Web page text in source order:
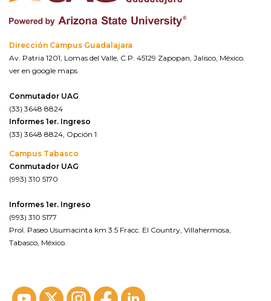
Dirección Campus Guadalajara
Av. Patria 1201, Lomas del Valle, C.P. 45129 Zapopan, Jalisco, México.
ver en google maps
Conmutador UAG
(33) 3648 8824
Informes 1er. Ingreso
(33) 3648 8824, Opción 1
Campus Tabasco
Conmutador UAG
(993) 310 5170
Informes 1er. Ingreso
(993) 310 5177
Prol. Paseo Usumacinta km 3.5 Fracc. El Country, Villahermosa,
Tabasco, México.